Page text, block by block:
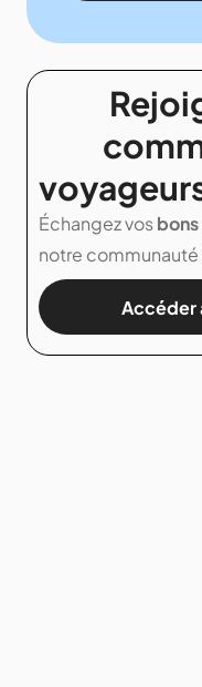
Échangez vos
notre
Accéder